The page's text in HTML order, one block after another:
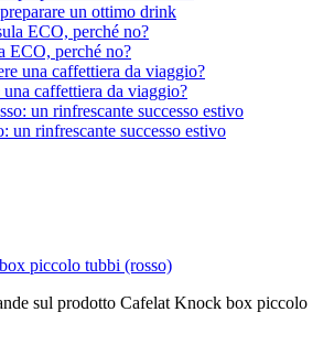
un ottimo drink
ECO, perché no?
caffettiera da viaggio?
un rinfrescante successo estivo
piccolo tubbi (rosso)